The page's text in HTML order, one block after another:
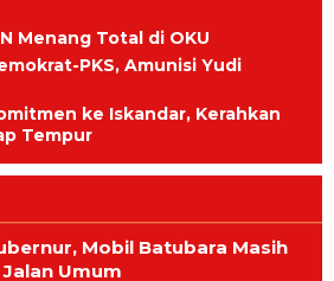
Menang Total di OKU
PKS, Amunisi Yudi
ke Iskandar, Kerahkan
Tempur
Mobil Batubara Masih
Umum